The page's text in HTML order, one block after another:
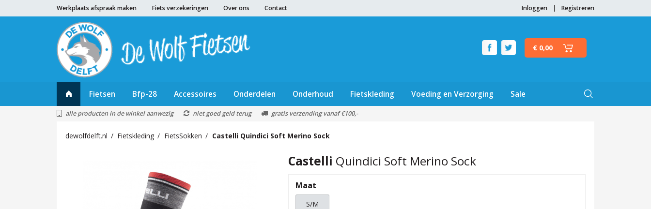
Werkplaats afspraak maken Fiets verzekeringen Over ons Contact Registreren
Inloggen
€ 0,00
Fietsen Bfp-28 Accessoires Onderdelen Onderhoud Fietskleding Voeding en Verzorging Sale
alle producten in de winkel aanwezig niet goed geld terug gratis verzending vanaf €100,-
dewolfdelft.nl Fietskleding FietsSokken Castelli Quindici Soft Merino Sock
Castelli Quindici Soft Merino Sock
Maat
S/M